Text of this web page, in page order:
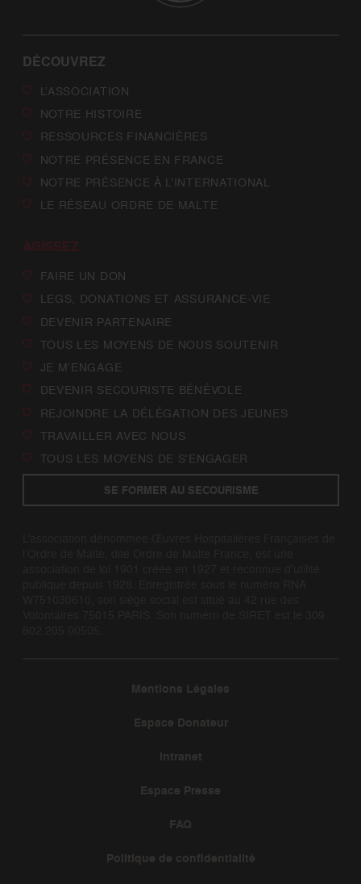
DÉCOUVREZ
L’ASSOCIATION
NOTRE HISTOIRE
RESSOURCES FINANCIÈRES
NOTRE PRÉSENCE EN FRANCE
NOTRE PRÉSENCE À L’INTERNATIONAL
LE RÉSEAU ORDRE DE MALTE
AGISSEZ
FAIRE UN DON
LEGS, DONATIONS ET ASSURANCE-VIE
DEVENIR PARTENAIRE
TOUS LES MOYENS DE NOUS SOUTENIR
JE M’ENGAGE
DEVENIR SECOURISTE BÉNÉVOLE
REJOINDRE LA DÉLÉGATION DES JEUNES
TRAVAILLER AVEC NOUS
TOUS LES MOYENS DE S’ENGAGER
SE FORMER AU SECOURISME
Mentions Légales
Espace Donateur
Intranet
Espace Presse
FAQ
Politique de confidentialité